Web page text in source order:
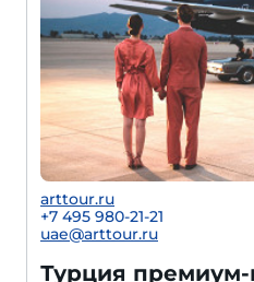
arttour.ru
+7 495 980-21-21
uae@arttour.ru
Турция премиум-